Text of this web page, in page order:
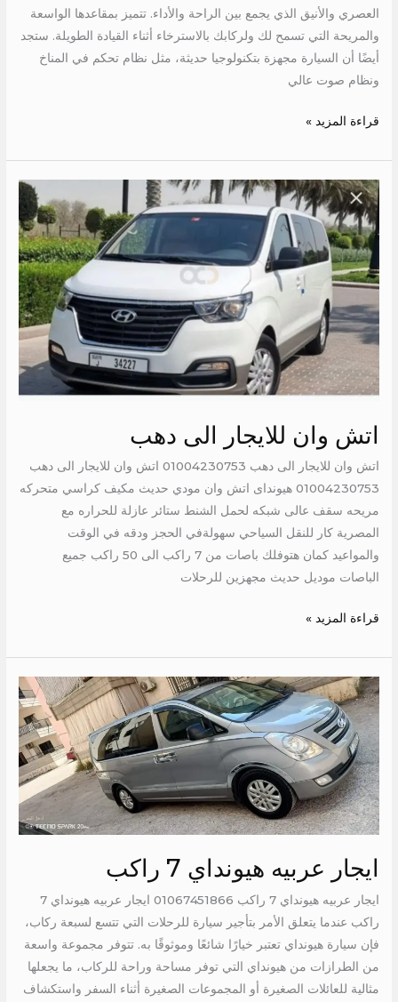
العصري والأنيق الذي يجمع بين الراحة والأداء. تتميز بمقاعدها الواسعة
والمريحة التي تسمح لك ولركابك بالاسترخاء أثناء القيادة الطويلة. ستجد
أيضًا أن السيارة مجهزة بتكنولوجيا حديثة، مثل نظام تحكم في المناخ
ونظام صوت عالي
قراءة المزيد »
اتش وان للايجار الى دهب
اتش وان للايجار الى دهب 01004230753 اتش وان للايجار الى دهب
01004230753 هيونداى اتش وان مودي حديث مكيف كراسي متحركه
مريحه سقف عالى شبكه لحمل الشنط ستائر عازلة للحراره مع
المصرية كار للنقل السياحي سهولةفي الحجز ودقه في الوقت
والمواعيد كمان هتوفلك باصات من 7 راكب الى 50 راكب جميع
الباصات موديل حديث مجهزين للرحلات
اتش
وان
للايجار
الى
دهب
قراءة المزيد »
ايجار عربيه هيونداي 7 راكب
ايجار عربيه هيونداي 7 راكب 01067451866 ايجار عربيه هيونداي 7
راكب عندما يتعلق الأمر بتأجير سيارة للرحلات التي تتسع لسبعة ركاب،
فإن سيارة هيونداي تعتبر خيارًا شائعًا وموثوقًا به. تتوفر مجموعة واسعة
من الطرازات من هيونداي التي توفر مساحة وراحة للركاب، ما يجعلها
مثالية للعائلات الصغيرة أو المجموعات الصغيرة أثناء السفر واستكشاف
ايجار
عربيه
هيونداي
7
راكب